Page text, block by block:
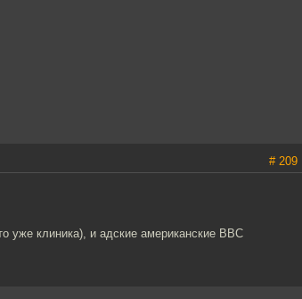
# 209
уже клиника), и адские американские ВВС